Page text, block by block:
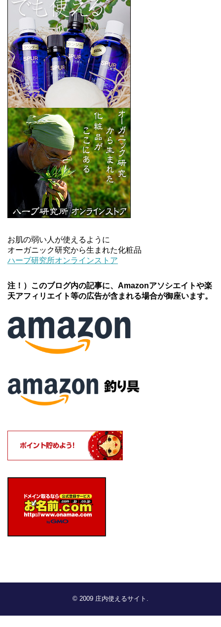
お肌の弱い人が使えるように
オーガニック研究から生まれた化粧品
ハーブ研究所オンラインストア
注！）このブログ内の記事に、Amazonアソシエイトや楽
天アフィリエイト等の広告が含まれる場合が御座います。
© 2009 庄内使えるサイト